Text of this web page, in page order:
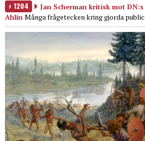
1204
Jan Scherman kritisk mot
Ahlin Många frågetecken kring gjorda